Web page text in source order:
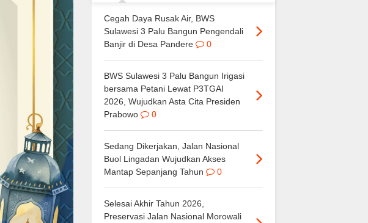
Cegah Daya Rusak Air, BWS
Sulawesi 3 Palu Bangun Pengendali
Banjir di Desa Pandere
0
BWS Sulawesi 3 Palu Bangun Irigasi
bersama Petani Lewat P3TGAI
2026, Wujudkan Asta Cita Presiden
Prabowo
0
Sedang Dikerjakan, Jalan Nasional
Buol Lingadan Wujudkan Akses
Mantap Sepanjang Tahun
0
Selesai Akhir Tahun 2026,
Preservasi Jalan Nasional Morowali